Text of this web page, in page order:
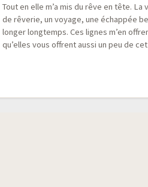
Tout en elle m’a mis du rêve en tête.
de rêve­rie, un voyage, une échap­pée
lon­ger long­temps. Ces lignes m’en
qu’elles vous offrent aus­si un peu de